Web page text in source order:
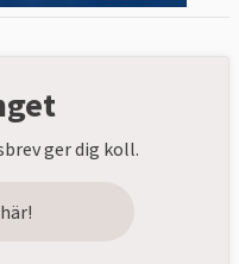
ger dig koll.